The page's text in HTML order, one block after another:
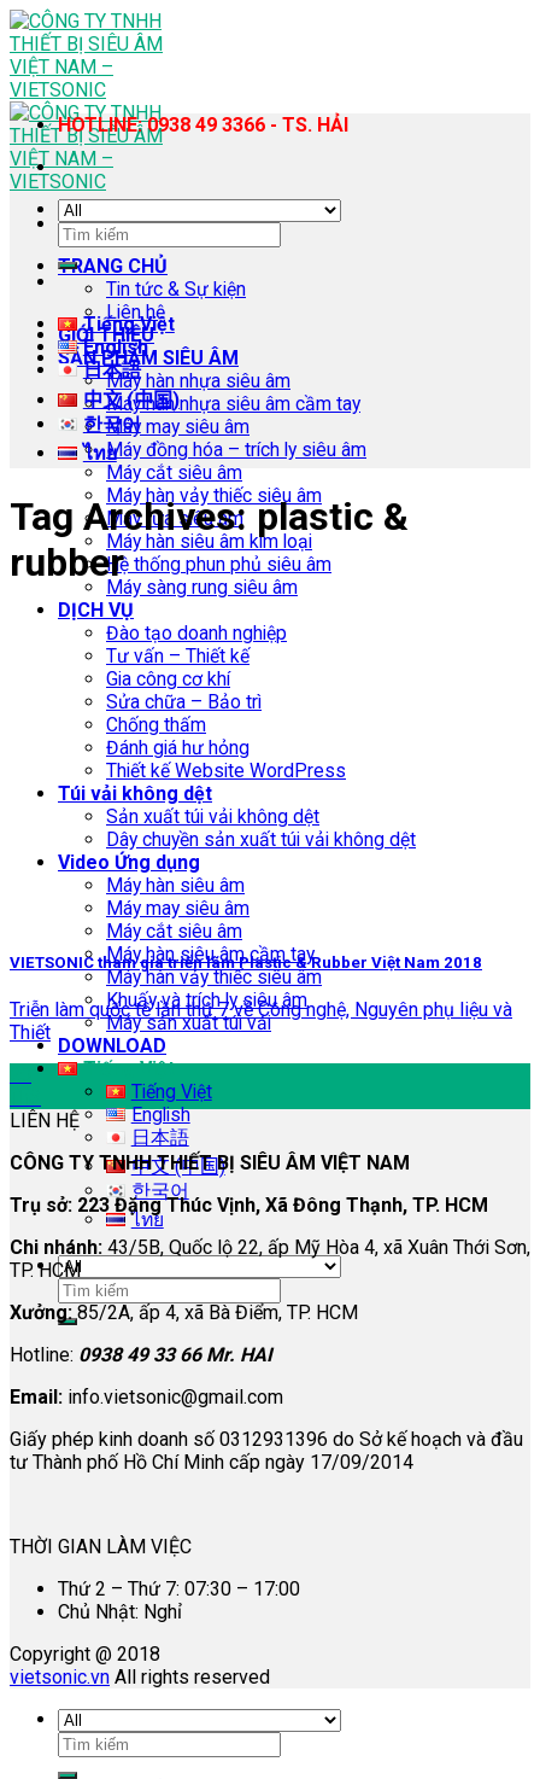
Skip
to
content
TRANG CHỦ
Tin tức & Sự kiện
Liên hệ
GIỚI THIỆU
SẢN PHẨM SIÊU ÂM
Máy hàn nhựa siêu âm
Máy hàn nhựa siêu âm cầm tay
Máy may siêu âm
Máy đồng hóa – trích ly siêu âm
Máy cắt siêu âm
Máy hàn vảy thiếc siêu âm
Máy rửa siêu âm
Máy hàn siêu âm kim loại
Hệ thống phun phủ siêu âm
Máy sàng rung siêu âm
DỊCH VỤ
Đào tạo doanh nghiệp
Tư vấn – Thiết kế
Gia công cơ khí
Sửa chữa – Bảo trì
Chống thấm
Đánh giá hư hỏng
Thiết kế Website WordPress
Túi vải không dệt
Sản xuất túi vải không dệt
Dây chuyền sản xuất túi vải không dệt
Video Ứng dụng
Máy hàn siêu âm
Máy may siêu âm
Máy cắt siêu âm
Máy hàn siêu âm cầm tay
Máy hàn vảy thiếc siêu âm
Khuấy và trích ly siêu âm
Máy sản xuất túi vải
DOWNLOAD
Tiếng Việt
Tiếng Việt
English
日本語
中文 (中国)
한국어
ไทย
Tìm
kiếm:
HOTLINE: 0938 49 3366 - TS. HẢI
Tìm
kiếm:
Tiếng Việt
English
日本語
中文 (中国)
한국어
ไทย
Tag Archives:plastic &
rubber
VIETSONIC tham gia triển lãm Plastic & Rubber Việt Nam 2018
Triễn làm quốc tế lần thứ 7 về Công nghệ, Nguyên phụ liệu và
Thiết
LIÊN HỆ
CÔNG TY TNHH THIẾT BỊ SIÊU ÂM VIỆT NAM
Trụ sở: 223 Đặng Thúc Vịnh, Xã Đông Thạnh, TP. HCM
Chi nhánh: 43/5B, Quốc lộ 22, ấp Mỹ Hòa 4, xã Xuân Thới Sơn,
TP. HCM
Xưởng:85/2A, ấp 4, xã Bà Điểm, TP. HCM
Hotline: 0938 49 33 66 Mr. HAI
Email: info.vietsonic@gmail.com
Giấy phép kinh doanh số 0312931396 do Sở kế hoạch và đầu
tư Thành phố Hồ Chí Minh cấp ngày 17/09/2014
THỜI GIAN LÀM VIỆC
Thứ 2 – Thứ 7: 07:30 – 17:00
Chủ Nhật: Nghỉ
Copyright @ 2018
vietsonic.vn All rights reserved
Tìm
kiếm: